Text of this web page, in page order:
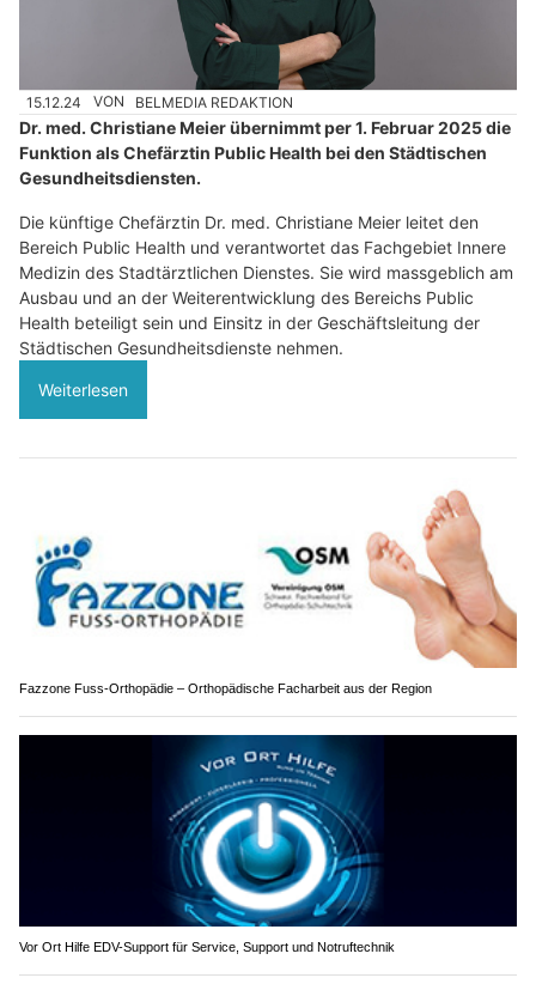
15.12.24 VON BELMEDIA REDAKTION
Dr. med. Christiane Meier übernimmt per 1. Februar 2025 die
Funktion als Chefärztin Public Health bei den Städtischen
Gesundheitsdiensten.
Die künftige Chefärztin Dr. med. Christiane Meier leitet den
Bereich Public Health und verantwortet das Fachgebiet Innere
Medizin des Stadtärztlichen Dienstes. Sie wird massgeblich am
Ausbau und an der Weiterentwicklung des Bereichs Public
Health beteiligt sein und Einsitz in der Geschäftsleitung der
Städtischen Gesundheitsdienste nehmen.
Weiterlesen
Fazzone Fuss-Orthopädie – Orthopädische Facharbeit aus der Region
Vor Ort Hilfe EDV-Support für Service, Support und Notruftechnik